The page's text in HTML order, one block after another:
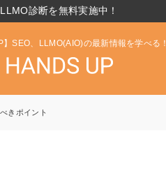
LLMO診断を無料実施中！
】SEO、LLMO(AIO)の最新情報を学べる！
きポイント